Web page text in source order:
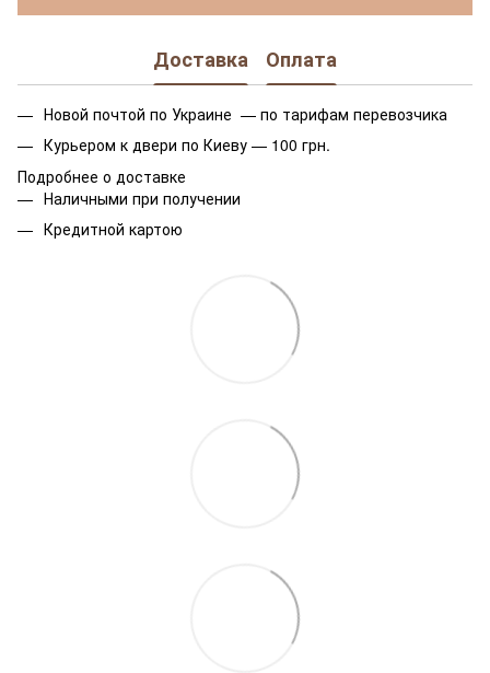
Доставка Оплата
Новой почтой по Украине — по тарифам перевозчика
Курьером к двери по Киеву — 100 грн.
Подробнее о доставке
Наличными при получении
Кредитной картою